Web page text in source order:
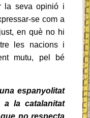
la seva opinió i
se com a
en què no hi
les nacions i
mutu, pel bé
espanyolitat
a la catalanitat
no respecta